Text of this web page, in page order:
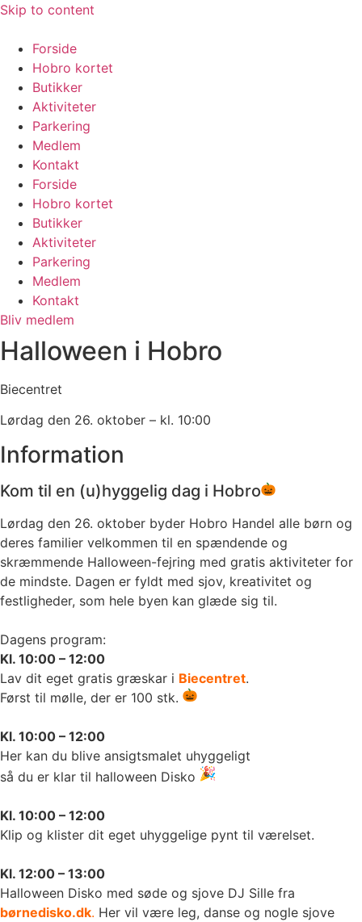
Skip to content
Forside
Hobro kortet
Butikker
Aktiviteter
Parkering
Medlem
Kontakt
Forside
Hobro kortet
Butikker
Aktiviteter
Parkering
Medlem
Kontakt
Bliv medlem
Halloween i Hobro
Biecentret
Lørdag den 26. oktober – kl. 10:00
Information
Kom til en (u)hyggelig dag i Hobro
Lørdag den 26. oktober byder Hobro Handel alle børn og
deres familier velkommen til en spændende og
skræmmende Halloween-fejring med gratis aktiviteter for
de mindste. Dagen er fyldt med sjov, kreativitet og
festligheder, som hele byen kan glæde sig til.
Dagens program:
Kl. 10:00 – 12:00
Lav dit eget gratis græskar i Biecentret.
Først til mølle, der er 100 stk.
Kl. 10:00 – 12:00
Her kan du blive ansigtsmalet uhyggeligt
så du er klar til halloween Disko
Kl. 10:00 – 12:00
Klip og klister dit eget uhyggelige pynt til værelset.
Kl. 12:00 – 13:00
Halloween Disko med søde og sjove DJ Sille fra
børnedisko.dk. Her vil være leg, danse og nogle sjove